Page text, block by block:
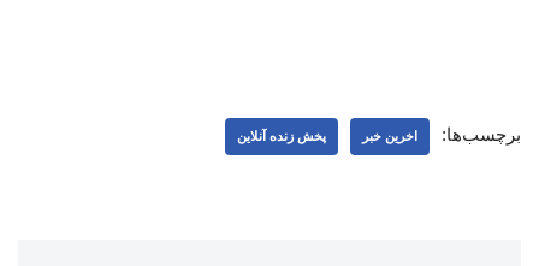
برچسب‌ها: اخرین خبر پخش زنده آنلاین